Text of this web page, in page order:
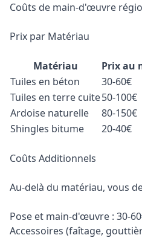
Coûts de main-d'œuvre
Prix par Matériau
Matériau Prix au
Tuiles en béton
30-60€
Tuiles en terre cuite50-100€
Ardoise naturelle
80-150€
Shingles bitume
20-40€
Coûts Additionnels
Au-delà du matériau, vous
Pose et main-d'œuvre : 30-
Accessoires (faîtage,